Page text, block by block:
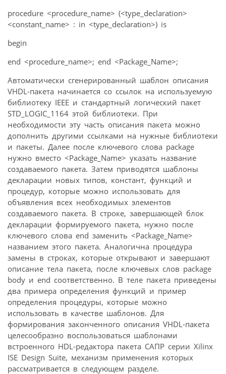
procedure <procedure_name> (<type_declaration>
<constant_name> : in <type_declaration>) is
begin
end <procedure_name>; end <Package_Name>;
Автоматически сгенерированный шаблон описания
VHDL-пакета начинается со ссылок на используемую
библиотеку IEEE и стандартный логический пакет
STD_LOGIC_1164 этой библиотеки. При
необходимости эту часть описания пакета можно
дополнить другими ссылками на нужные библиотеки
и пакеты. Далее после ключевого слова package
нужно вместо <Package_Name> указать название
создаваемого пакета. Затем приводятся шаблоны
декларации новых типов, констант, функций и
процедур, которые можно использовать для
объявления всех необходимых элементов
создаваемого пакета. В строке, завершающей блок
декларации формируемого пакета, нужно после
ключевого слова end заменить <Package_Name>
названием этого пакета. Аналогична процедура
замены в строках, которые открывают и завершают
описание тела пакета, после ключевых слов package
body и end соответственно. В теле пакета приведены
два примера определения функций и пример
определения процедуры, которые можно
использовать в качестве шаблонов. Для
формирования законченного описания VHDL-пакета
целесообразно воспользоваться шаблонами
встроенного HDL-редактора пакета САПР серии Xilinx
ISE Design Suite, механизм применения которых
рассматривается в следующем разделе.